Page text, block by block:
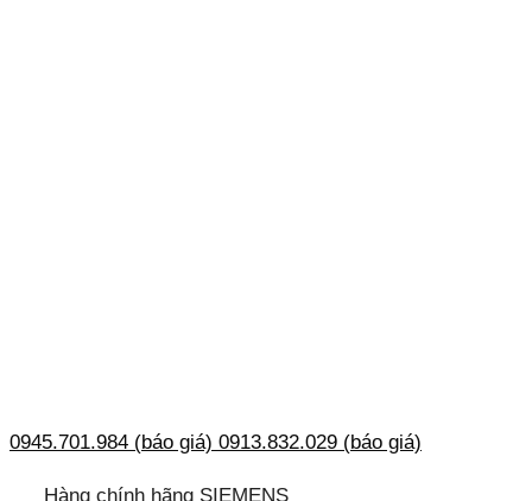
0945.701.984 (báo giá) 0913.832.029 (báo giá)
Hàng chính hãng SIEMENS